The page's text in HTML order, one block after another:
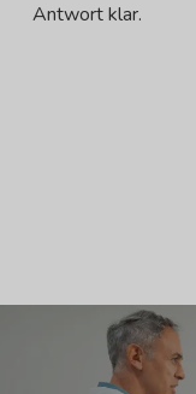
Antwort klar.